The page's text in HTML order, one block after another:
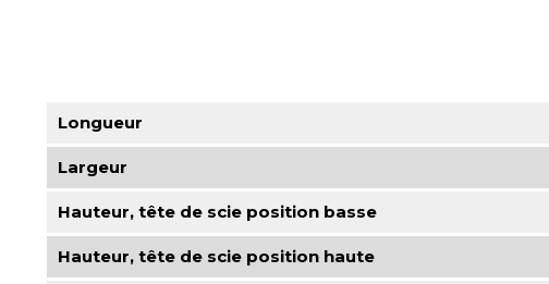
Longueur
Largeur
Hauteur, tête de scie position basse
Hauteur, tête de scie position haute